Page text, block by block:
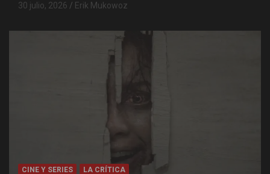
30 julio, 2026 Erik Mukowoz
CINE Y SERIES LA CRÍTICA